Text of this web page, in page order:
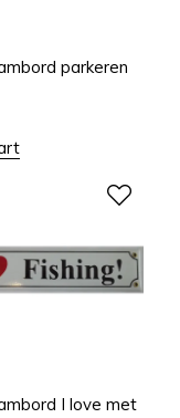
parkeren
I love met